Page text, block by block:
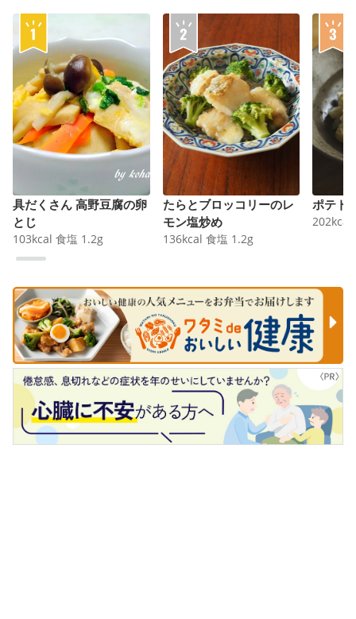
具だくさん 高野豆腐の卵
とじ
103kcal 食塩 1.2g
たらとブロッコリーのレ
モン塩炒め
136kcal 食塩 1.2g
ポテト
202kcal